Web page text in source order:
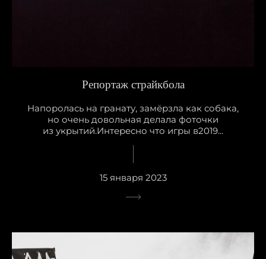
Репортаж страйкбола
Напоролась на гранату, замёрзла как собака,
но очень довольная делала фоточки
из укрытий.Интересно что игры в2019...
15 января 2023